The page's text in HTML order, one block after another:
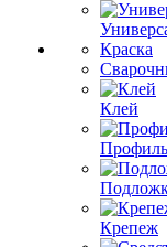
Краска
Клей
Крепеж